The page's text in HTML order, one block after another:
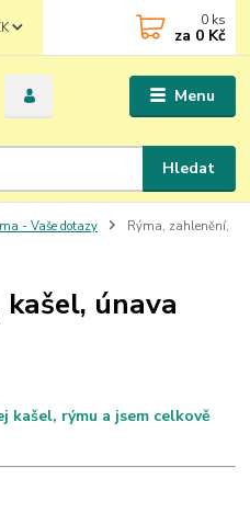
Menu
Hledat
0 ks
za 0 Kč
- Vaše dotazy
Rýma, zahlenění,
únava
rýmu a jsem celkově